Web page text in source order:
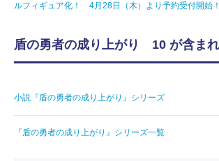
ルフィギュア化！ 4月28日（木）より予約受付開始！
盾の勇者の成り上がり 10 が含ま
小説『盾の勇者の成り上がり』シリーズ
『盾の勇者の成り上がり』シリーズ一覧